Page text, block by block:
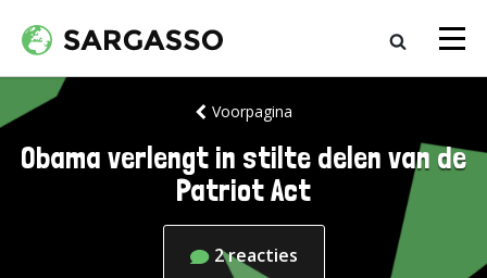
Voorpagina
Obama verlengt in stilte delen van de
Patriot Act
2reacties